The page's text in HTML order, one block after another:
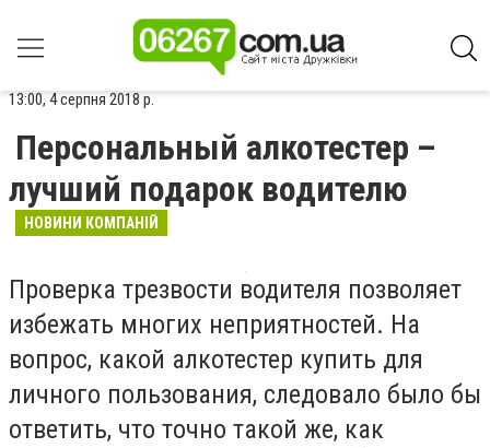
13:00, 4 серпня 2018 р.
Персональный алкотестер –
лучший подарок водителю
НОВИНИ КОМПАНІЙ
Проверка трезвости водителя позволяет
избежать многих неприятностей. На
вопрос, какой алкотестер купить для
личного пользования, следовало было бы
ответить, что точно такой же, как